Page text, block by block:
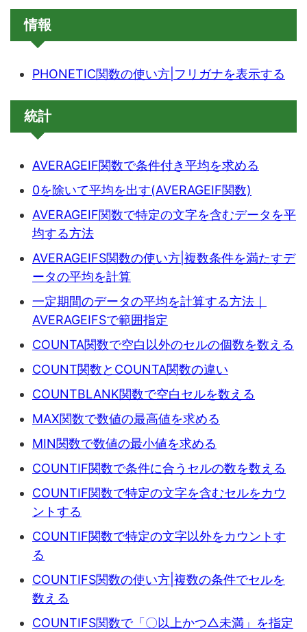
情報
PHONETIC関数の使い方|フリガナを表示する
統計
AVERAGEIF関数で条件付き平均を求める
0を除いて平均を出す(AVERAGEIF関数)
AVERAGEIF関数で特定の文字を含むデータを平
均する方法
AVERAGEIFS関数の使い方|複数条件を満たすデ
ータの平均を計算
一定期間のデータの平均を計算する方法｜
AVERAGEIFSで範囲指定
COUNTA関数で空白以外のセルの個数を数える
COUNT関数とCOUNTA関数の違い
COUNTBLANK関数で空白セルを数える
MAX関数で数値の最高値を求める
MIN関数で数値の最小値を求める
COUNTIF関数で条件に合うセルの数を数える
COUNTIF関数で特定の文字を含むセルをカウ
ントする
COUNTIF関数で特定の文字以外をカウントす
る
COUNTIFS関数の使い方|複数の条件でセルを
数える
COUNTIFS関数で「〇以上かつ△未満」を指定